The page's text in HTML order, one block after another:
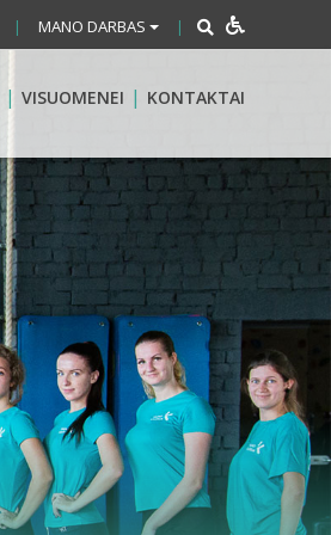
| MANO DARBAS |
VISUOMENEI KONTAKTAI